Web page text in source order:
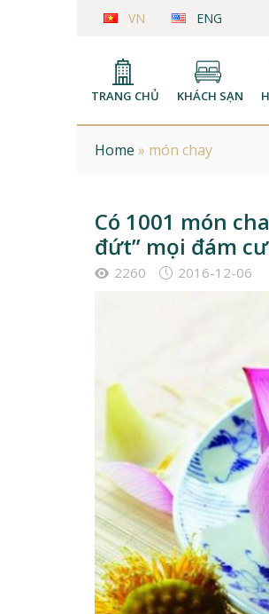
VN ENG
TRANG CHỦ KHÁCH SẠN
Home » món chay
Có 1001 món
đứt” mọi đám
2260 2016-12-06